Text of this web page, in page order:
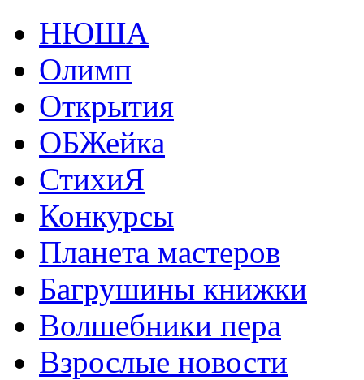
НЮША
Олимп
Открытия
ОБЖейка
СтихиЯ
Конкурсы
Планета мастеров
Багрушины книжки
Волшебники пера
Взрослые новости